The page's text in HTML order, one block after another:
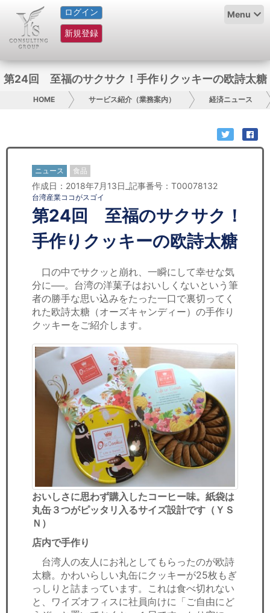
ログイン
新規登録
Menu
HOME
サービス紹介
グループ概要
日本人にPR
コンサルティング
リサーチ
セミナー
経済ニュース
労務顧問
ＩＴ
飲食店情報
第24回 至福のサクサク！手作りクッキーの欧詩太糖
HOME サービス紹介（業務案内） 経済ニュース
ニュース 食品
作成日：2018年7月13日_記事番号：T00078132
台湾産業ココがスゴイ
第24回 至福のサクサク！
手作りクッキーの欧詩太糖
口の中でサクッと崩れ、一瞬にして幸せな気
分に──。台湾の洋菓子はおいしくないという筆
者の勝手な思い込みをたった一口で裏切ってく
れた欧詩太糖（オーズキャンディー）の手作り
クッキーをご紹介します。
おいしさに思わず購入したコーヒー味。紙袋は
丸缶３つがピッタリ入るサイズ設計です（ＹＳ
Ｎ）
店内で手作り
台湾人の友人にお礼としてもらったのが欧詩
太糖。かわいらしい丸缶にクッキーが25枚もぎ
っしりと詰まっています。これは食べ切れない
と、ワイズオフィスに社員向けに「ご自由にど